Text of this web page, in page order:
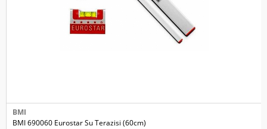
BMI
BMI 690060 Eurostar Su Terazisi (60cm)